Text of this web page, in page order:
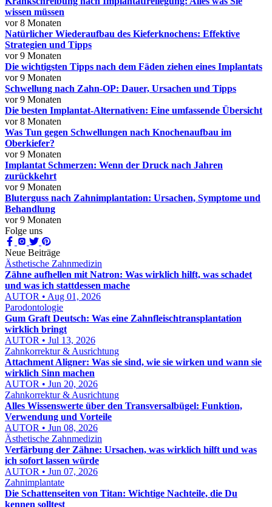
wissen müssen
vor 8 Monaten
Natürlicher Wiederaufbau des Kieferknochens: Effektive
Strategien und Tipps
vor 9 Monaten
Die wichtigsten Tipps nach dem Fäden ziehen eines Implantats
vor 9 Monaten
Schwellung nach Zahn-OP: Dauer, Ursachen und Tipps
vor 9 Monaten
Die besten Implantat-Alternativen: Eine umfassende Übersicht
vor 8 Monaten
Was Tun gegen Schwellungen nach Knochenaufbau im
Oberkiefer?
vor 9 Monaten
Implantat Schmerzen: Wenn der Druck nach Jahren
zurückkehrt
vor 9 Monaten
Bluterguss nach Zahnimplantation: Ursachen, Symptome und
Behandlung
vor 9 Monaten
Folge uns
Neue Beiträge
Ästhetische Zahnmedizin
Zähne aufhellen mit Natron: Was wirklich hilft, was schadet
und was ich stattdessen mache
AUTOR • Aug 01, 2026
Parodontologie
Gum Graft Deutsch: Was eine Zahnfleischtransplantation
wirklich bringt
AUTOR • Jul 13, 2026
Zahnkorrektur & Ausrichtung
Attachment Aligner: Was sie sind, wie sie wirken und wann sie
wirklich Sinn machen
AUTOR • Jun 20, 2026
Zahnkorrektur & Ausrichtung
Alles Wissenswerte über den Transversalbügel: Funktion,
Verwendung und Vorteile
AUTOR • Jun 08, 2026
Ästhetische Zahnmedizin
Verfärbung der Zähne: Ursachen, was wirklich hilft und was
ich sofort lassen würde
AUTOR • Jun 07, 2026
Zahnimplantate
Die Schattenseiten von Titan: Wichtige Nachteile, die Du
kennen solltest